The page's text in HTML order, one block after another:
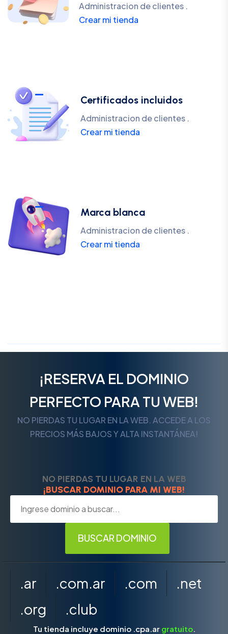
Administracion de clientes .
Crear mi tienda
Certificados incluidos
Administracion de clientes .
Crear mi tienda
Marca blanca
Administracion de clientes .
Crear mi tienda
¡RESERVA EL DOMINIO
PERFECTO PARA TU WEB!
NO PIERDAS TU LUGAR EN LA WEB. ACCEDE A LOS
PRECIOS MÁS BAJOS Y ALTA INSTANTÁNEA!
NO PIERDAS TU LUGAR EN LA WEB
¡BUSCAR DOMINIO PARA MI WEB!
.ar .com.ar .com
.net
.org
.club
Tu tienda incluye dominio .cpa.ar gratuito.